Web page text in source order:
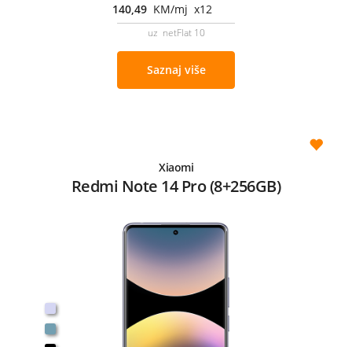
140,49 KM/mj x12
uz netFlat 10
Saznaj više
Xiaomi
Redmi Note 14 Pro (8+256GB)